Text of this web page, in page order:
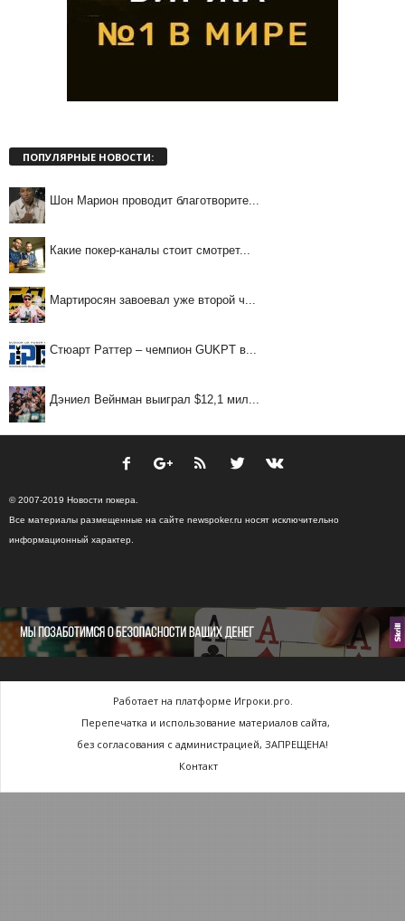
ПОПУЛЯРНЫЕ НОВОСТИ:
Шон Марион проводит благотворите...
Какие покер-каналы стоит смотрет...
Мартиросян завоевал уже второй ч...
Стюарт Раттер – чемпион GUKPT в...
Дэниел Вейнман выиграл $12,1 мил...
© 2007-2019 Новости покера.
Все материалы размещенные на сайте newspoker.ru носят исключительно
информационный характер.
Работает на платформе Игроки.pro.
Перепечатка и использование материалов сайта,
без согласования с администрацией, ЗАПРЕЩЕНА!
Контакт